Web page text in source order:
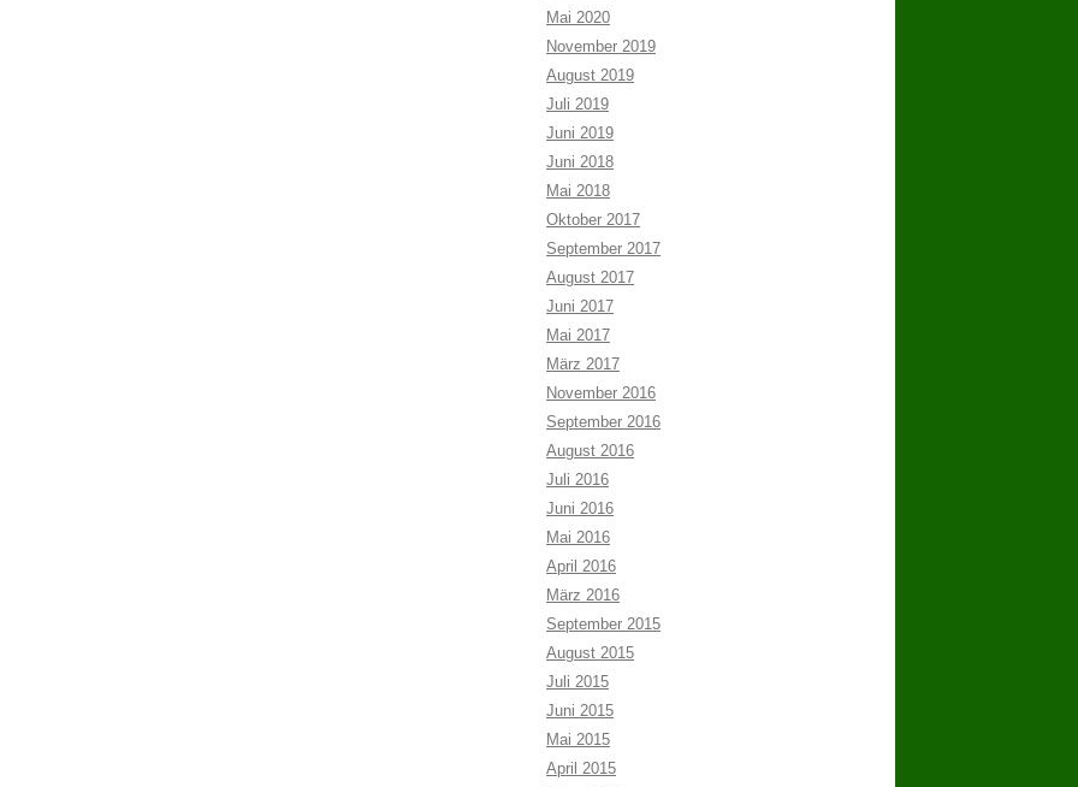
Mai 2020
November 2019
August 2019
Juli 2019
Juni 2019
Juni 2018
Mai 2018
Oktober 2017
September 2017
August 2017
Juni 2017
Mai 2017
März 2017
November 2016
September 2016
August 2016
Juli 2016
Juni 2016
Mai 2016
April 2016
März 2016
September 2015
August 2015
Juli 2015
Juni 2015
Mai 2015
April 2015